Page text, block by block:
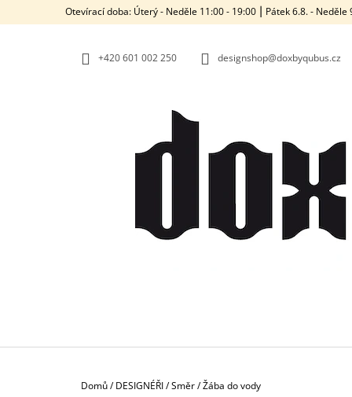
Otevírací doba: Úterý - Neděle 11:00 - 19:00 ⎮ Pátek 6.8. -
+420‭ 601 002 250 designshop@doxbyqubus.cz
Domů/ DESIGNÉŘI/Směr/Žába do vody
O